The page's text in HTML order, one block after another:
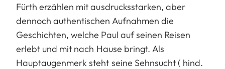
Fürth erzählen mit ausdrucksstarken, aber
dennoch authentischen Aufnahmen die
Geschichten, welche Paul auf seinen Reisen
erlebt und mit nach Hause bringt. Als
Hauptaugenmerk steht seine Sehnsucht ( hind.